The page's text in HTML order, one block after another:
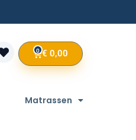
€ 0,00
0
Matrassen